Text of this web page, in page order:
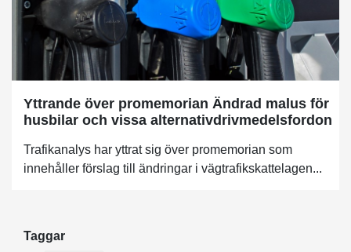
Yttrande över promemorian Ändrad malus för
husbilar och vissa alternativdrivmedelsfordon
Trafikanalys har yttrat sig över promemorian som
innehåller förslag till ändringar i vägtrafikskattelagen...
Taggar